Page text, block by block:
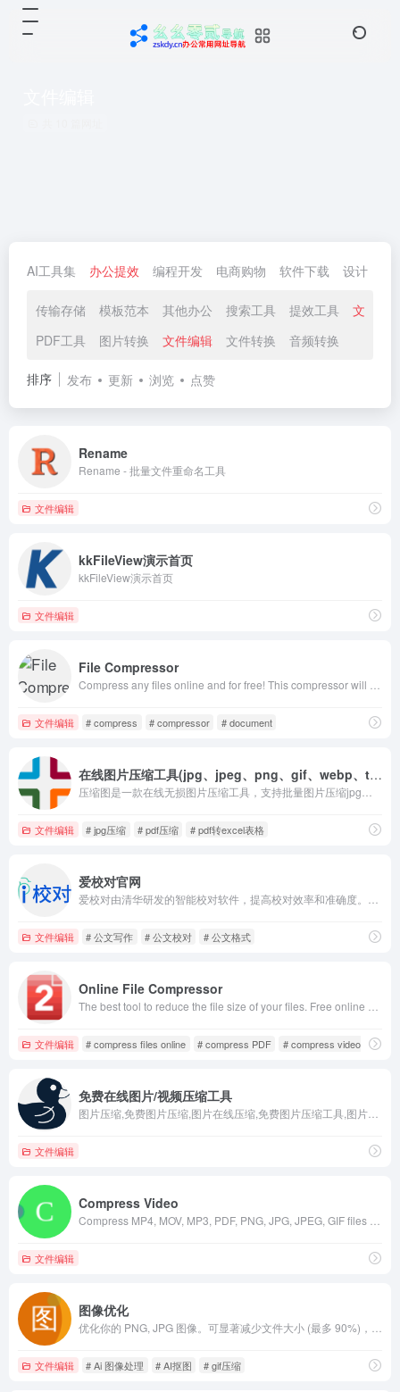
AI工具集 办公提效 编程开发 电商购物 软件下载 设计
传输存储 模板范本 其他办公 搜索工具 提效工具
文件工
PDF工具
图片转换 文件编辑 文件转换 音频转换
排序 发布 更新 浏览 点赞
Rename
Rename - 批量文件重命名工具
文件编辑
kkFileView演示首页
kkFileView演示首页
文件编辑
File Compressor
文件编辑 # compress # compressor # document
在线图片压缩工具(jpg、jpeg、png、gif、webp、tiff)无损压缩90%
文件编辑 # jpg压缩 # pdf压缩 # pdf转excel表格
爱校对官网
文件编辑 # 公文写作 # 公文校对 # 公文格式
Online File Compressor
文件编辑 # compress files online # compress PDF # compress videos
免费在线图片/视频压缩工具
文件编辑
Compress Video
文件编辑
图像优化
文件编辑 # Ai 图像处理 # AI抠图 # gif压缩